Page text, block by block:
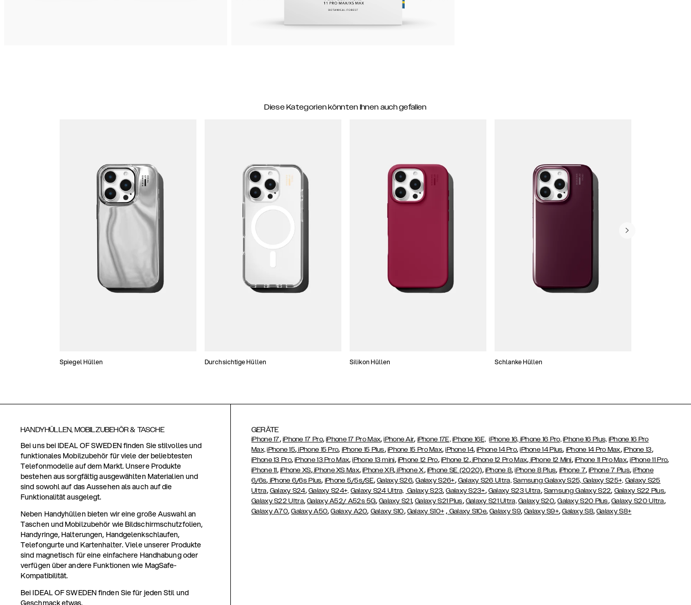
Diese Kategorien könnten Ihnen auch gefallen
Spiegel Hüllen Durchsichtige Hüllen Silikon Hüllen Schlanke Hüllen
HANDYHÜLLEN, MOBILZUBEHÖR & TASCHE
Bei uns bei IDEAL OF SWEDEN finden Sie stilvolles und
funktionales Mobilzubehör für viele der beliebtesten
Telefonmodelle auf dem Markt. Unsere Produkte
bestehen aus sorgfältig ausgewählten Materialien und
sind sowohl auf das Aussehen als auch auf die
Funktionalität ausgelegt.
Neben Handyhüllen bieten wir eine große Auswahl an
Taschen und Mobilzubehör wie Bildschirmschutzfolien,
Handyringe, Halterungen, Handgelenkschlaufen,
Telefongurte und Kartenhalter. Viele unserer Produkte
sind magnetisch für eine einfachere Handhabung oder
verfügen über andere Funktionen wie MagSafe-
Kompatibilität.
Bei IDEAL OF SWEDEN finden Sie für jeden Stil und
Geschmack etwas.
GERÄTE
iPhone 17, iPhone 17 Pro,iPhone 17 Pro Max,iPhone Air, iPhone 17E, iPhone 16E, iPhone 16, iPhone 16 Pro, iPhone 16 Plus, iPhone 16 Pro
Max, iPhone 15, iPhone 15 Pro, iPhone 15 Plus, iPhone 15 Pro Max,iPhone 14,iPhone 14 Pro,iPhone 14 Plus, iPhone 14 Pro Max, iPhone 13,
iPhone 13 Pro,iPhone 13 Pro Max,iPhone 13 mini, iPhone 12 Pro, iPhone 12,iPhone 12 Pro Max, iPhone 12 Mini, iPhone 11 Pro Max,iPhone 11 Pro,
iPhone 11, iPhone XS,iPhone XS Max,iPhone XR,iPhone X, iPhone SE (2020), iPhone 8,iPhone 8 Plus, iPhone 7,iPhone 7 Plus,iPhone
6/6s, iPhone 6/6s Plus, iPhone 5/5s/SE,Galaxy S26,Galaxy S26+, Galaxy S26 Ultra, Samsung Galaxy S25, Galaxy S25+, Galaxy S25
Ultra, Galaxy S24, Galaxy S24+, Galaxy S24 Ultra, Galaxy S23,Galaxy S23+, Galaxy S23 Ultra, Samsung Galaxy S22, Galaxy S22 Plus,
Galaxy S22 Ultra,Galaxy A52/ A52s 5G, Galaxy S21,Galaxy S21 Plus, Galaxy S21 Ultra, Galaxy S20,Galaxy S20 Plus, Galaxy S20 Ultra,
Galaxy A70,Galaxy A50,Galaxy A20, Galaxy S10, Galaxy S10+ , Galaxy S10e,Galaxy S9,Galaxy S9+,Galaxy S8,Galaxy S8+